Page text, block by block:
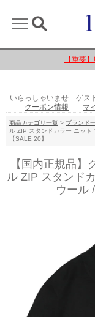
【重要
いらっしゃいませ ゲス
クーポン情報
マ
商品カテゴリ一覧 > ブランド
ル ZIP スタンドカラー ニッ
【SALE 20】
【国内正規品
ル ZIP スタンド
ウール